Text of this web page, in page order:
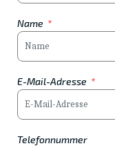
Name
E-Mail-Adresse
Telefonnummer